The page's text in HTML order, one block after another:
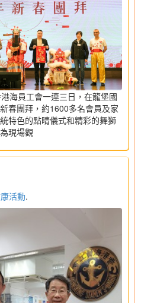
海員工會一連三日，在龍堡國
春團拜，約1600多名會員及家
特色的點睛儀式和精彩的舞獅
現場觀
活動.